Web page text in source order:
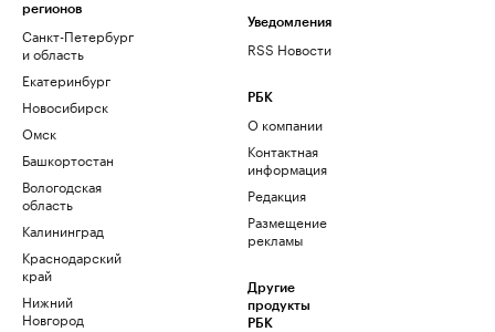
регионов
Санкт-Петербург
и область
Екатеринбург
Новосибирск
Омск
Башкортостан
Вологодская
область
Калининград
Краснодарский
край
Нижний
Новгород
Уведомления
RSS Новости
РБК
О компании
Контактная
информация
Редакция
Размещение
рекламы
Другие
продукты
РБК